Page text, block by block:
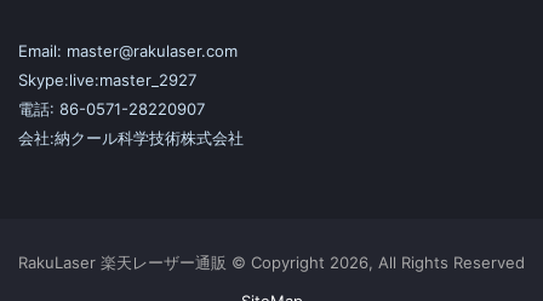
Email: master@rakulaser.com
Skype:live:master_2927
電話: 86-0571-28220907
会社:納クール科学技術株式会社
RakuLaser 楽天レーザー通販 © Copyright 2026, All Rights Reserved